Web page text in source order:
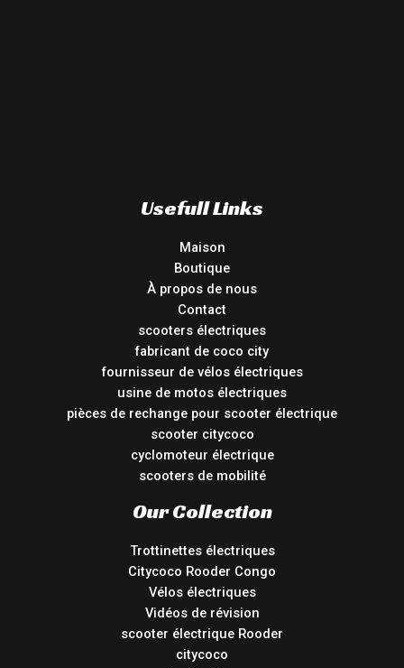
Usefull Links
Maison
Boutique
À propos de nous
Contact
scooters électriques
fabricant de coco city
fournisseur de vélos électriques
usine de motos électriques
pièces de rechange pour scooter électrique
scooter citycoco
cyclomoteur électrique
scooters de mobilité
Our Collection
Trottinettes électriques
Citycoco Rooder Congo
Vélos électriques
Vidéos de révision
scooter électrique Rooder
citycoco